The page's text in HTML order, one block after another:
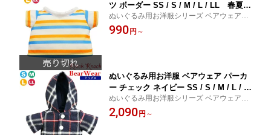
ツ ボーダー SS / S / M / L / LL 春夏
衣装 コスチューム 着せ替え ぬい服 ぬ
い活 ぬい撮り 春夏25 トップス
ぬいぐるみ用お洋服シリーズ ベアウェア 春
夏 トップス 衣装 コスチューム 着せ替え ぬ
い服 ぬい活 ぬい撮り 推しぬい
990 円 ～
ぬいぐるみ用お洋服 ベアウェア パーカ
ー チェック ネイビー SS / S / M / L / L
L 秋冬24 衣装 コスチューム 着せ替え
ぬい服 ぬい活 ぬい撮り サイズにより個
ぬいぐるみ用お洋服シリーズ ベアウェア 秋
冬 トップス 衣装 コスチューム 着せ替え ぬ
い服 ぬい活 ぬい撮り 推しぬい
2,090 円 ～